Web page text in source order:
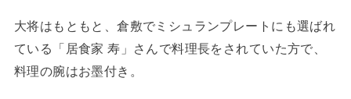
大将はもともと、倉敷でミシュランプレートにも選ばれ
ている「居食家 寿」さんで料理長をされていた方で、
料理の腕はお墨付き。